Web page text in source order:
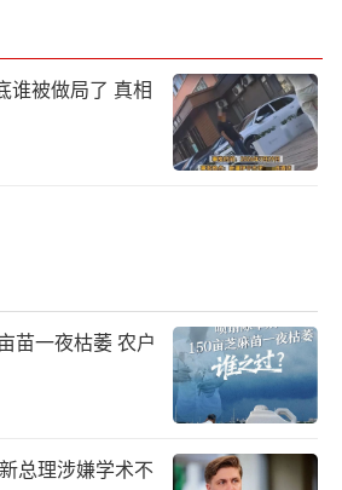
谁被做局了 真相
苗一夜枯萎 农户
总理涉嫌学术不